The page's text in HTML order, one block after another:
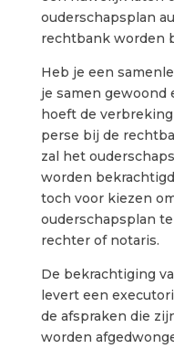
ouderschapsplan
rechtbank worden
Heb je een
je samen gewoond
hoeft de
perse bij de
zal het
worden
toch voor kiezen
ouderschapsplan
rechter of notaris.
De bekrachtiging
levert een
de afspraken die
worden